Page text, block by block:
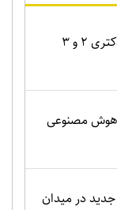
کنکور کارشناسی ارشد و دکتری ۲ و ۳
مصنوعی
در میدان